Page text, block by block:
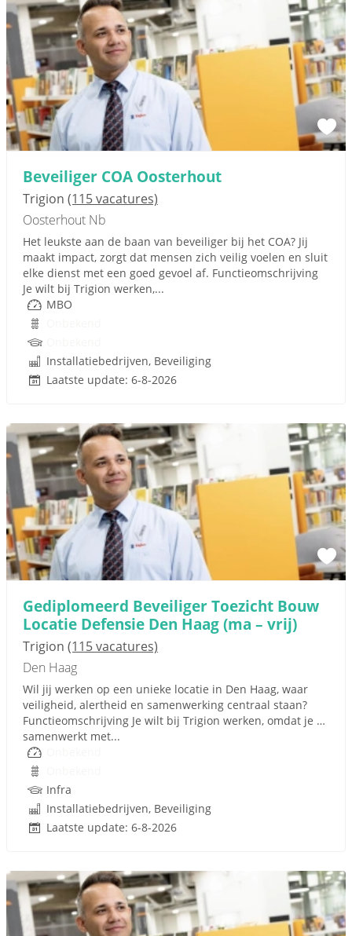
Beveiliger COA Oosterhout
Trigion (115 vacatures)
Oosterhout Nb
Het leukste aan de baan van beveiliger bij het COA? Jij
maakt impact, zorgt dat mensen zich veilig voelen en sluit
elke dienst met een goed gevoel af. Functieomschrijving
Je wilt bij Trigion werken,...
MBO
Installatiebedrijven, Beveiliging
Laatste update: 6-8-2026
Gediplomeerd Beveiliger Toezicht Bouw
Locatie Defensie Den Haag (ma – vrij)
Trigion (115 vacatures)
Den Haag
Wil jij werken op een unieke locatie in Den Haag, waar
veiligheid, alertheid en samenwerking centraal staan?
Functieomschrijving Je wilt bij Trigion werken, omdat je …
samenwerkt met...
Infra
Installatiebedrijven, Beveiliging
Laatste update: 6-8-2026